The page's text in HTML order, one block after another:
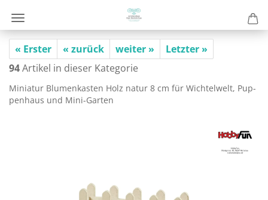
« Erster « zurück weiter »
Letzter »
94Artikel in dieser Kategorie
Mi­nia­tur Blu­men­kas­ten Holz natur 8 cm für Wich­tel­welt, Pup­
pen­haus und Mini-​Garten